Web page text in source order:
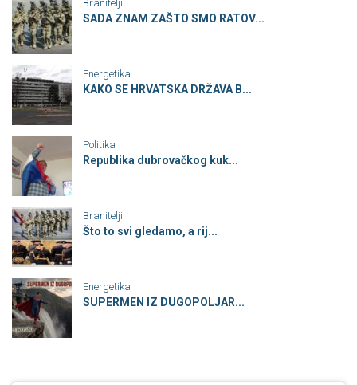
Branitelji
SADA ZNAM ZAŠTO SMO RATOV...
Energetika
KAKO SE HRVATSKA DRŽAVA B...
Politika
Republika dubrovačkog kuk...
Branitelji
Što to svi gledamo, a rij...
Energetika
SUPERMEN IZ DUGOPOLJAR...